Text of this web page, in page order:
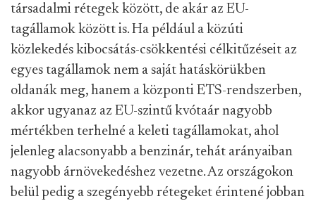
társadalmi rétegek között, de akár az EU-
tagállamok között is. Ha például a közúti
közlekedés kibocsátás-csökkentési célkitűzéseit az
egyes tagállamok nem a saját hatáskörükben
oldanák meg, hanem a központi ETS-rendszerben,
akkor ugyanaz az EU-szintű kvótaár nagyobb
mértékben terhelné a keleti tagállamokat, ahol
jelenleg alacsonyabb a benzinár, tehát arányaiban
nagyobb árnövekedéshez vezetne. Az országokon
belül pedig a szegényebb rétegeket érintené jobban